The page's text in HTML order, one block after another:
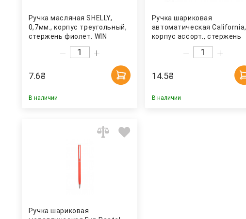
Ручка масляная SHELLY,
0,7мм., корпус треугольный,
стержень фиолет. WIN
7.6₴
В наличии
Ручка шариковая
автоматическая California,
корпус ассорт., стержень
14.5₴
В наличии
Ручка шариковая